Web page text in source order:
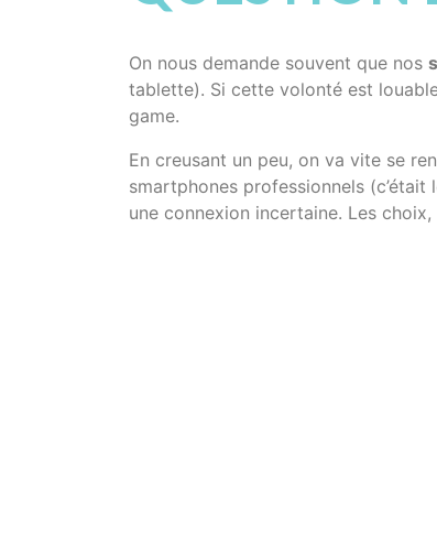
On nous demande souvent que nos
tablette). Si cette volonté est
game.
En creusant un peu, on va vite se
smartphones professionnels (c’était
une connexion incertaine. Les